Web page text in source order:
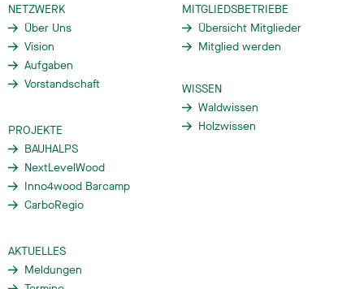
NETZWERK
Über Uns
Vision
Aufgaben
Vorstandschaft
MITGLIEDSBETRIEBE
Übersicht Mitglieder
Mitglied werden
WISSEN
Waldwissen
Holzwissen
PROJEKTE
BAUHALPS
NextLevelWood
Inno4wood Barcamp
CarboRegio
AKTUELLES
Meldungen